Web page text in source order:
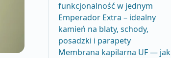
funkcjonalność w jednym
Emperador Extra – idealny
kamień na blaty, schody,
posadzki i parapety
Membrana kapilarna UF — jak